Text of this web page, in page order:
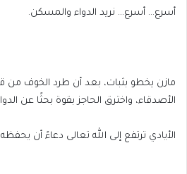
أسرع… أسرع… نريد الدواء والمسكن.
مازن يخطو بثبات، بعد أن طرد الخوف
الأصدقاء، واخترق الحاجز بقوة بحثًا عن
الأيادي ترتفع إلى الله تعالى دعاءً أن